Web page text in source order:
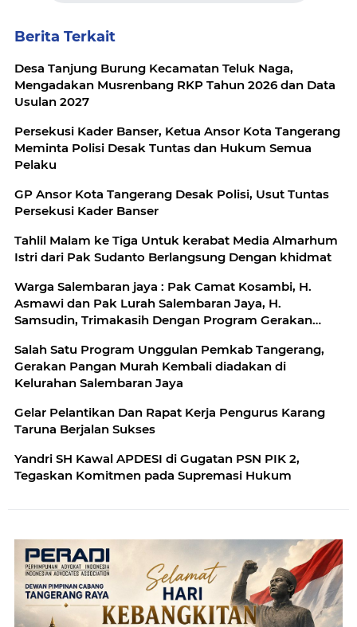
Berita Terkait
Desa Tanjung Burung Kecamatan Teluk Naga,
Mengadakan Musrenbang RKP Tahun 2026 dan Data
Usulan 2027
Persekusi Kader Banser, Ketua Ansor Kota Tangerang
Meminta Polisi Desak Tuntas dan Hukum Semua
Pelaku
GP Ansor Kota Tangerang Desak Polisi, Usut Tuntas
Persekusi Kader Banser
Tahlil Malam ke Tiga Untuk kerabat Media Almarhum
Istri dari Pak Sudanto Berlangsung Dengan khidmat
Warga Salembaran jaya : Pak Camat Kosambi, H.
Asmawi dan Pak Lurah Salembaran Jaya, H.
Samsudin, Trimakasih Dengan Program Gerakan
Terbantukan
Salah Satu Program Unggulan Pemkab Tangerang,
Gerakan Pangan Murah Kembali diadakan di
Kelurahan Salembaran Jaya
Gelar Pelantikan Dan Rapat Kerja Pengurus Karang
Taruna Berjalan Sukses
Yandri SH Kawal APDESI di Gugatan PSN PIK 2,
Tegaskan Komitmen pada Supremasi Hukum